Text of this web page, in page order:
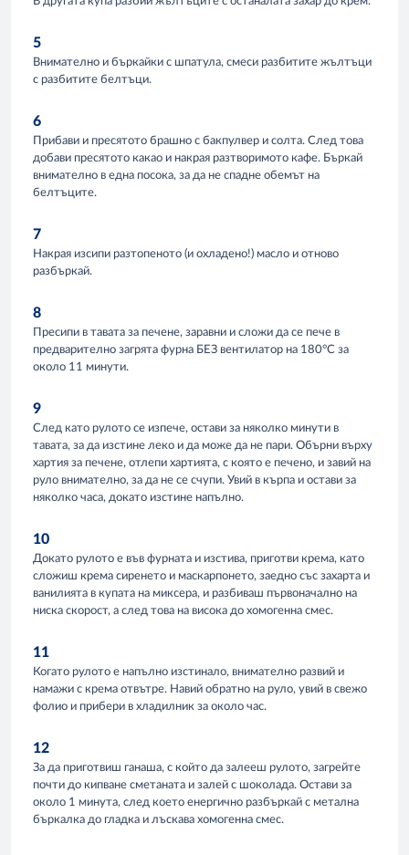
5
Внимателно и бъркайки с шпатула, смеси разбитите жълтъци
с разбитите белтъци.
6
Прибави и пресятото брашно с бакпулвер и солта. След това
добави пресятото какао и накрая разтворимото кафе. Бъркай
внимателно в една посока, за да не спадне обемът на
белтъците.
7
Накрая изсипи разтопеното (и охладено!) масло и отново
разбъркай.
8
Пресипи в тавата за печене, заравни и сложи да се пече в
предварително загрята фурна БЕЗ вентилатор на 180°C за
около 11 минути.
9
След като рулото се изпече, остави за няколко минути в
тавата, за да изстине леко и да може да не пари. Обърни върху
хартия за печене, отлепи хартията, с която е печено, и завий на
руло внимателно, за да не се счупи. Увий в кърпа и остави за
няколко часа, докато изстине напълно.
10
Докато рулото е във фурната и изстива, приготви крема, като
сложиш крема сиренето и маскарпонето, заедно със захарта и
ванилията в купата на миксера, и разбиваш първоначално на
ниска скорост, а след това на висока до хомогенна смес.
11
Когато рулото е напълно изстинало, внимателно развий и
намажи с крема отвътре. Навий обратно на руло, увий в свежо
фолио и прибери в хладилник за около час.
12
За да приготвиш ганаша, с който да залееш рулото, загрейте
почти до кипване сметаната и залей с шоколада. Остави за
около 1 минута, след което енергично разбъркай с метална
бъркалка до гладка и лъскава хомогенна смес.